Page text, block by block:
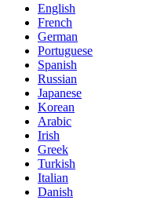
English
French
German
Portuguese
Spanish
Russian
Japanese
Korean
Arabic
Irish
Greek
Turkish
Italian
Danish